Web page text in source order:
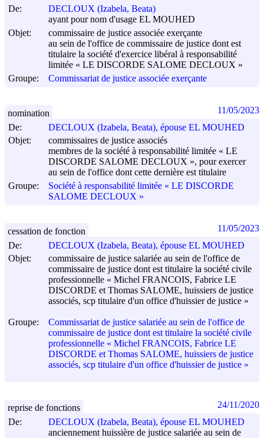
De:
DECLOUX (Izabela, Beata)
ayant pour nom d'usage EL MOUHED
Objet:
commissaire de justice associée exerçante
au sein de l'office de commissaire de justice dont est
titulaire la société d'exercice libéral à responsabilité
limitée « LE DISCORDE SALOME DECLOUX »
Groupe:
Commissariat de justice associée exerçante
De:
DECLOUX (Izabela, Beata), épouse EL MOUHED
Objet:
commissaires de justice associés
membres de la société à responsabilité limitée « LE
DISCORDE SALOME DECLOUX », pour exercer
au sein de l'office dont cette dernière est titulaire
Groupe:
Société à responsabilité limitée « LE DISCORDE
SALOME DECLOUX »
nomination 11/05/2023
De:
DECLOUX (Izabela, Beata), épouse EL MOUHED
Objet:
commissaire de justice salariée au sein de l'office de
commissaire de justice dont est titulaire la société civile
professionnelle « Michel FRANCOIS, Fabrice LE
DISCORDE et Thomas SALOME, huissiers de justice
associés, scp titulaire d'un office d'huissier de justice »
Groupe:
Commissariat de justice salariée au sein de l'office de
commissaire de justice dont est titulaire la société civile
professionnelle « Michel FRANCOIS, Fabrice LE
DISCORDE et Thomas SALOME, huissiers de justice
associés, scp titulaire d'un office d'huissier de justice »
cessation de fonction 11/05/2023
De:
DECLOUX (Izabela, Beata), épouse EL MOUHED
anciennement huissière de justice salariée au sein de
reprise de fonctions 24/11/2020